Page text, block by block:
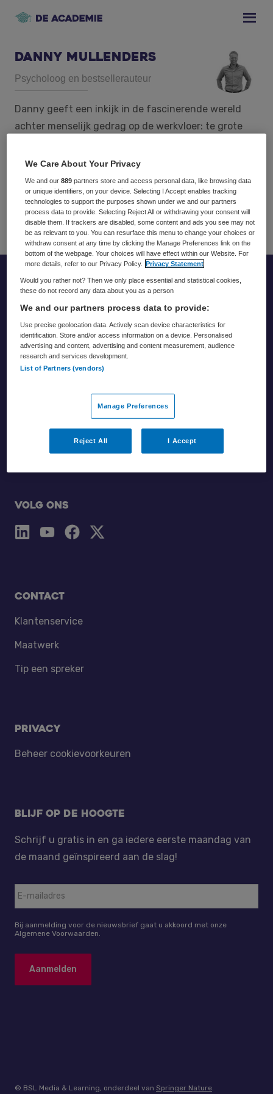
Danny Mullenders
Psycholoog en bestsellerauteur
Danny geeft een inkijk in de fascinerende wereld
achter menselijk gedrag op de werkvloer: te grote
organisatiesessies en verrassende of irrationele
keuzes. Het komt allemaal voorbij in de rake,
leerzame en vermakelijke verhalen uit zijn
coachings- en assessmentpraktijk.
Footer
Volg ons
Contact
Klantenservice
Maatwerk
Tip een spreker
Privacy
Beheer cookievoorkeuren
Blijf op de hoogte
Schrijf u gratis in en ga iedere eerste maandag van
de maand geïnspireerd aan de slag!
Bij aanmelding voor de nieuwsbrief gaat u akkoord met onze
Algemene Voorwaarden.
© BSL Media & Learning, onderdeel van Springer Nature
We Care About Your Privacy
We and our889 partners store and access personal data, like browsing data
or unique identifiers, on your device. Selecting I Accept enables tracking
technologies to support the purposes shown under we and our partners
process data to provide. Selecting Reject All or withdrawing your consent will
disable them. If trackers are disabled, some content and ads you see may not
be as relevant to you. You can resurface this menu to change your choices or
withdraw consent at any time by clicking the Manage Preferences link on the
bottom of the webpage. Your choices will have effect within our Website. For
more details, refer to our Privacy Policy.
Privacy Statement
Would you rather not? Then we only place essential and statistical cookies,
these do not record any data about you as a person
We and our partners process data to provide:
Use precise geolocation data. Actively scan device characteristics for
identification. Store and/or access information on a device. Personalised
advertising and content, advertising and content measurement, audience
research and services development.
List of Partners (vendors)
Manage Preferences
Reject All I Accept